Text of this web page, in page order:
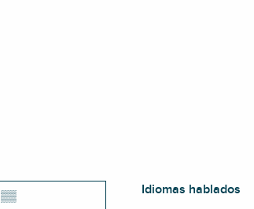
▒▒ Idiomas hablados
Idiomas hablados